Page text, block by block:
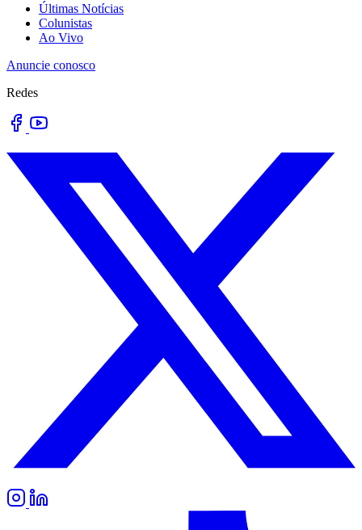
Últimas Notícias
Colunistas
Ao Vivo
Anuncie conosco
Redes